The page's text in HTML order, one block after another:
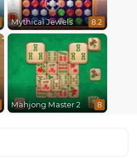
Mythical Jewels 8.2
Mahjong Master 2 8